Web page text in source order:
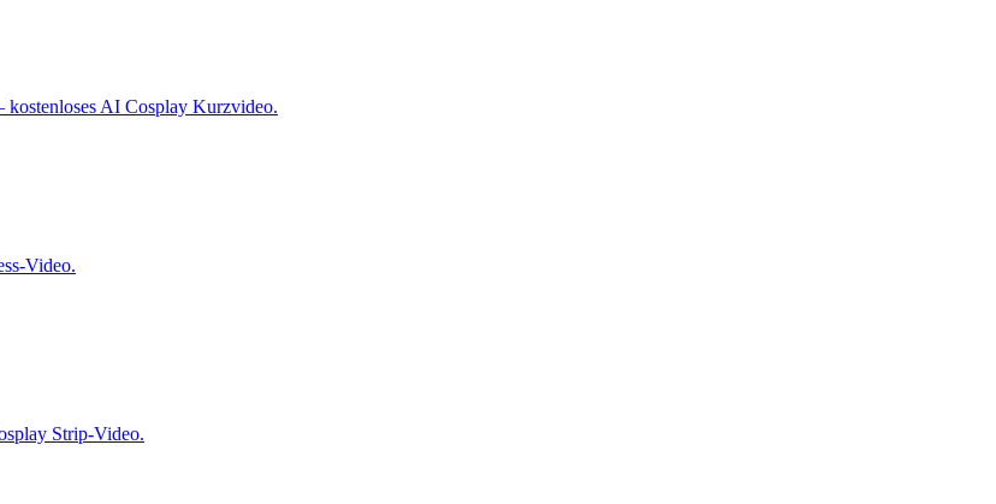
kostenloses AI Cosplay Kurzvideo.
Video.
Strip-Video.